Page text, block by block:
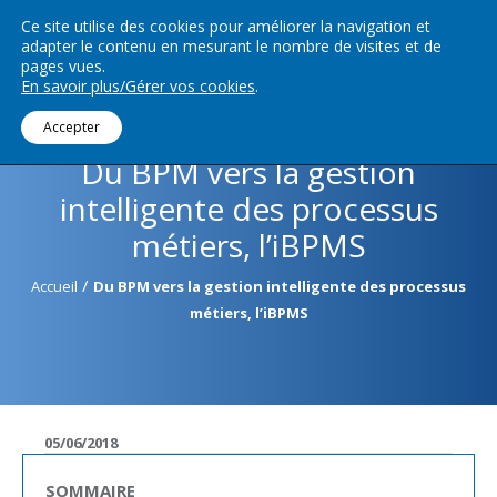
Menu
Du BPM vers la gestion
intelligente des processus
métiers, l’iBPMS
Accueil / Du BPM vers la gestion intelligente des processus
métiers, l’iBPMS
05/06/2018
SOMMAIRE
Ce site utilise des cookies pour améliorer la navigation et
adapter le contenu en mesurant le nombre de visites et de
pages vues.
En savoir plus/Gérer vos cookies.
Accepter